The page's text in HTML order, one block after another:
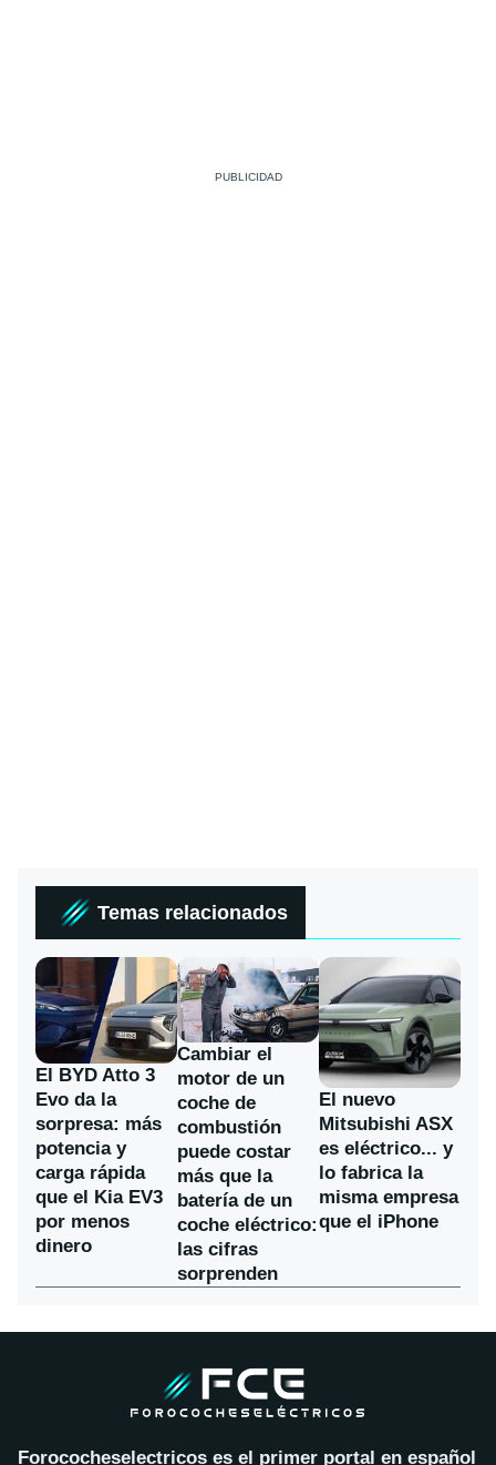
Temas relacionados
El BYD Atto 3
Evo da la
sorpresa: más
potencia y
carga rápida
que el Kia EV3
por menos
dinero
Cambiar el
motor de un
coche de
combustión
puede costar
más que la
batería de un
coche eléctrico:
las cifras
sorprenden
El nuevo
Mitsubishi ASX
es eléctrico... y
lo fabrica la
misma empresa
que el iPhone
Forococheselectricos es el primer portal en español